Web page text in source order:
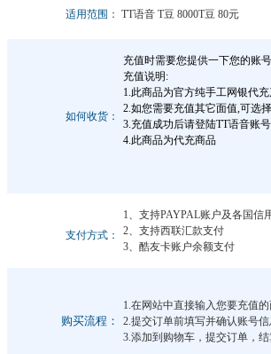
适用范围： TT语音 T豆 8000T豆 80元
如何收货：
充值时需要您提供一下您的账
充值说明:
1.此商品为官方纯手工网银代
2.如您需要充值其它面值,可选择
3.充值成功后请登陆TT语音账
4.此商品为代充商品
支付方式：
1、支持PAYPAL账户及各国
2、支持西联汇款支付
3、酷友卡账户余额支付
购买流程：
1.在网站中直接输入您要充值的
2.提交订单前填写并确认账号信
3.添加到购物车，提交订单，